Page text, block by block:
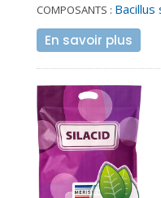
COMPOSANTS : Bacillus
En savoir plus